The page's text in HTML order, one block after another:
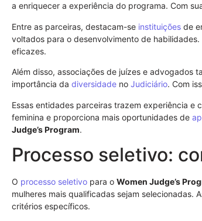
a enriquecer a experiência do programa. Com
Entre as parceiras, destacam-se instituições de
voltados para o desenvolvimento de
eficazes.
Além disso, associações de juízes e advogados
importância da diversidade no Judiciário. Com
Essas entidades parceiras trazem experiência e
feminina e proporciona mais oportunidades de
Judge’s Program.
Processo seletivo:
O processo seletivo para o Women Judge’s
mulheres mais qualificadas sejam selecionadas.
critérios específicos.